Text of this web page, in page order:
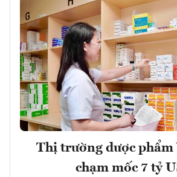
Thị trường dược phẩm
chạm mốc 7 tỷ